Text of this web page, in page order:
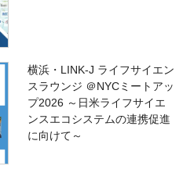
横浜・LINK-J ライフサイエン
スラウンジ ＠NYCミートアッ
プ2026 ～日米ライフサイエ
ンスエコシステムの連携促進
に向けて～